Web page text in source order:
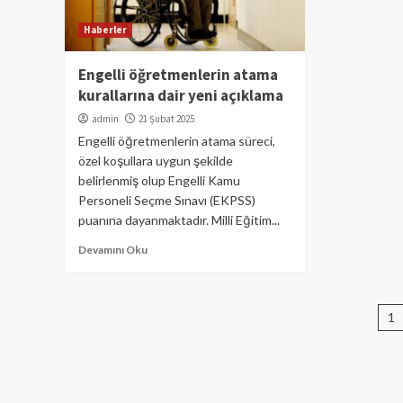
Haberler
Engelli öğretmenlerin atama
kurallarına dair yeni açıklama
admin 21 Şubat 2025
Engelli öğretmenlerin atama süreci,
özel koşullara uygun şekilde
belirlenmiş olup Engelli Kamu
Personeli Seçme Sınavı (EKPSS)
puanına dayanmaktadır. Milli Eğitim...
Devamını Oku
1